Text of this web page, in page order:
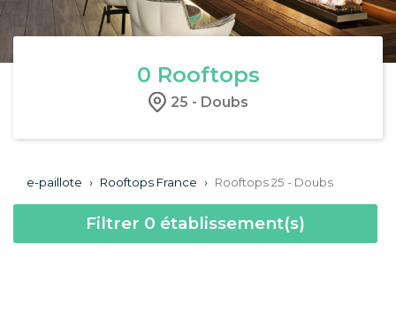
0 Rooftops
25 - Doubs
e-paillote › Rooftops France › Rooftops 25 - Doubs
Filtrer 0 établissement(s)